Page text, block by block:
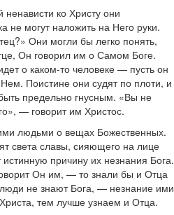
ко Христу они
не могут наложить на Него руки.
Они могли бы легко понять,
Он говорил им о Самом Боге.
о каком-то человеке — пусть он
Нем. Поистине они судят по плоти, и
предельно гнусным. «Вы не
— говорит им Христос.
людьми о вещах Божественных.
света славы, сияющего на лице
причину их незнания Бога.
Он им, — то знали бы и Отца
не знают Бога, — незнание ими
тем лучше узнаем и Отца.